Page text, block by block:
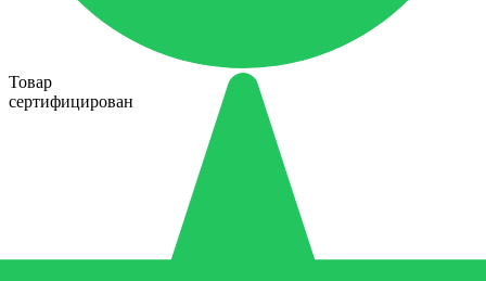
Товар
сертифицирован